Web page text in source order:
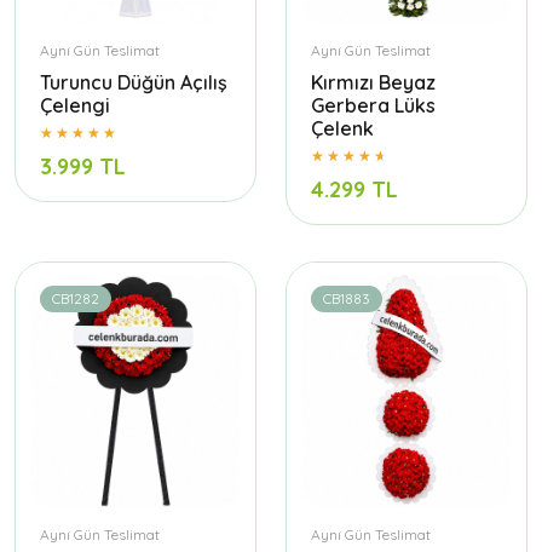
Aynı Gün Teslimat
Turuncu Düğün Açılış
Çelengi
3.999 TL
Aynı Gün Teslimat
Kırmızı Beyaz
Gerbera Lüks
Çelenk
4.299 TL
CB1282
Aynı Gün Teslimat
CB1883
Aynı Gün Teslimat